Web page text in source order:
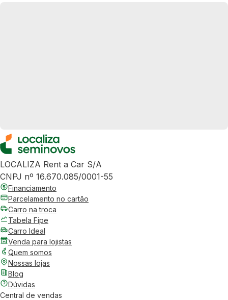
LOCALIZA Rent a Car S/A
CNPJ nº 16.670.085/0001-55
Financiamento
Parcelamento no cartão
Carro na troca
Tabela Fipe
Carro Ideal
Venda para lojistas
Quem somos
Nossas lojas
Blog
Dúvidas
Central de vendas